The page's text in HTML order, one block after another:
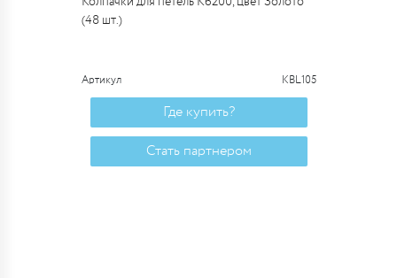
(48 шт.)
Артикул KBL105
Где купить?
Стать партнером